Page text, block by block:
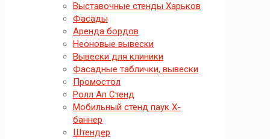
Выставочные стенды Харьков
Фасады
Аренда бордов
Неоновые вывески
Вывески для клиники
Фасадные таблички, вывески
Промостол
Ролл Ап Стенд
Мобильный стенд паук X-
баннер
Штендер